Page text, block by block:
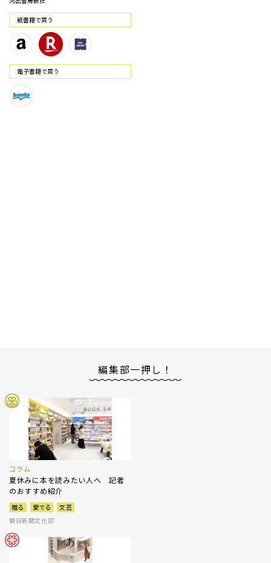
紙書籍で買う
電⼦書籍で買う
編集部一押し！
コラム
夏休みに本を読みたい人へ 記者
のおすすめ紹介
贈る 愛でる
文芸
朝日新聞文化部